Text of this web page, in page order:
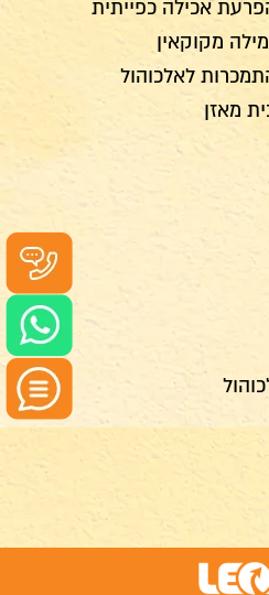
אכילה כפייתית
מקוקאין
לאלכוהול
מאזן